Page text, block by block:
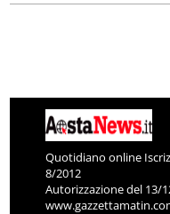
Quotidiano online
8/2012
Autorizzazione del 13/